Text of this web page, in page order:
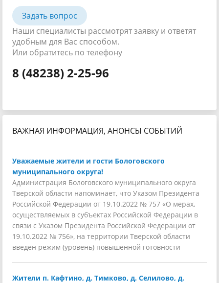
Задать вопрос
Наши специалисты рассмотрят заявку и ответят
удобным для Вас способом.
Или обратитесь по телефону
8 (48238) 2-25-96
ВАЖНАЯ ИНФОРМАЦИЯ, АНОНСЫ СОБЫТИЙ
Уважаемые жители и гости Бологовского
муниципального округа!
Администрация Бологовского муниципального округа
Тверской области напоминает, что Указом Президента
Российской Федерации от 19.10.2022 № 757 «О мерах,
осуществляемых в субъектах Российской Федерации в
связи с Указом Президента Российской Федерации от
19.10.2022 № 756», на территории Тверской области
введен режим (уровень) повышенной готовности
Жители п. Кафтино, д. Тимково, д. Селилово, д.